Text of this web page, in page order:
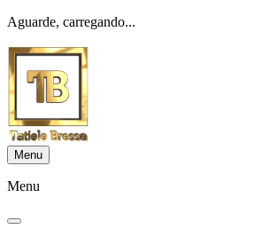
Aguarde, carregando...
Menu
Menu